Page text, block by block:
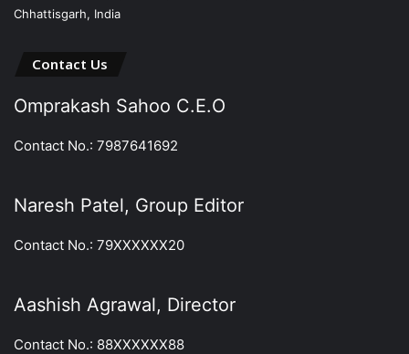
Chhattisgarh, India
Contact Us
Omprakash Sahoo C.E.O
Contact No.: 7987641692
Naresh Patel, Group Editor
Contact No.: 79XXXXXX20
Aashish Agrawal, Director
Contact No.: 88XXXXXX88